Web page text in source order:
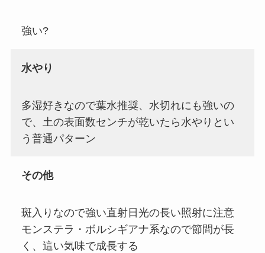
強い?
水やり
多湿好きなので葉水推奨、水切れにも強いの
で、土の表面数センチが乾いたら水やりとい
う普通パターン
その他
斑入りなので強い直射日光の長い照射に注意
モンステラ・ボルシギアナ系なので節間が長
く、這い気味で成長する